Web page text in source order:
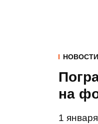
НОВОСТИ
на
1